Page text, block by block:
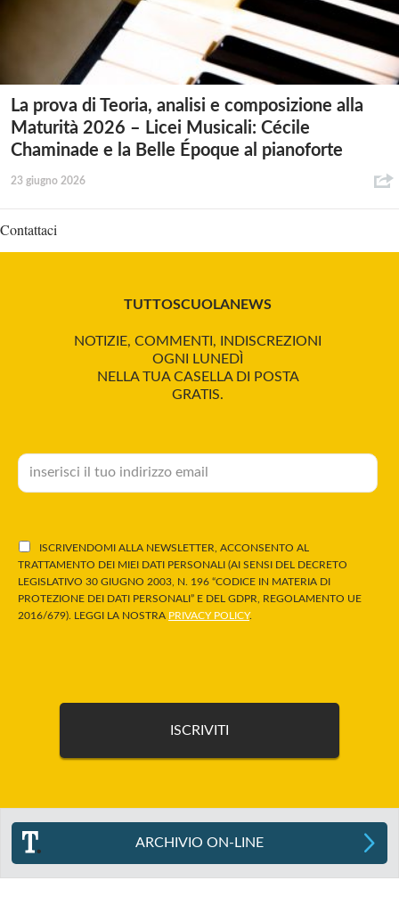
La prova di Teoria, analisi e composizione alla
Maturità 2026 – Licei Musicali: Cécile
Chaminade e la Belle Époque al pianoforte
23 giugno 2026
Contattaci
TUTTOSCUOLANEWS
NOTIZIE, COMMENTI, INDISCREZIONI
OGNI LUNEDÌ
NELLA TUA CASELLA DI POSTA
GRATIS.
ISCRIVENDOMI ALLA NEWSLETTER, ACCONSENTO AL
TRATTAMENTO DEI MIEI DATI PERSONALI (AI SENSI DEL DECRETO
LEGISLATIVO 30 GIUGNO 2003, N. 196 “CODICE IN MATERIA DI
PROTEZIONE DEI DATI PERSONALI” E DEL GDPR, REGOLAMENTO UE
2016/679). LEGGI LA NOSTRA PRIVACY POLICY.
ARCHIVIO ON-LINE